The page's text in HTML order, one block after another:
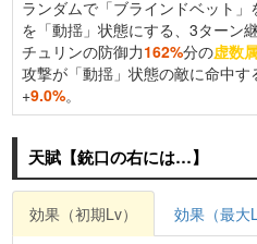
ランダムで「ブラインドベット
を「動揺」状態にする、3ターン
チュリンの防御力162%分の虚数
攻撃が「動揺」状態の敵に命中
+9.0%。
天賦【銃口の右には…】
効果（初期Lv）
効果（最大